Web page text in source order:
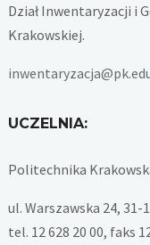
Dział Inwentaryzacji i
Krakowskiej.
UCZELNIA:
Politechnika
ul. Warszawska 24, 31-
tel. 12 628 20 00, faks